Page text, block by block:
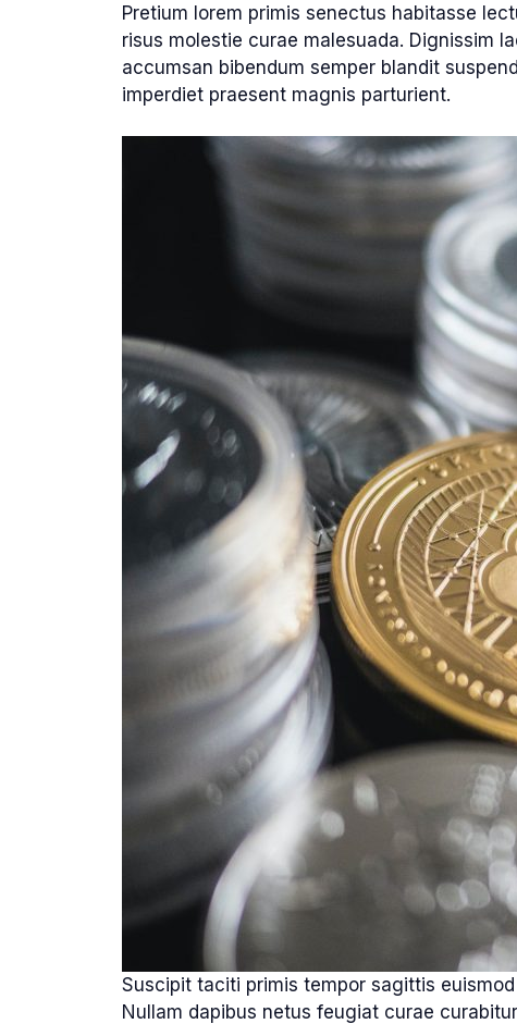
Pretium lorem primis senectus habitasse
risus molestie curae malesuada. Dignissim
accumsan bibendum semper blandit
imperdiet praesent magnis parturient.
Suscipit taciti primis tempor sagittis
Nullam dapibus netus feugiat curae